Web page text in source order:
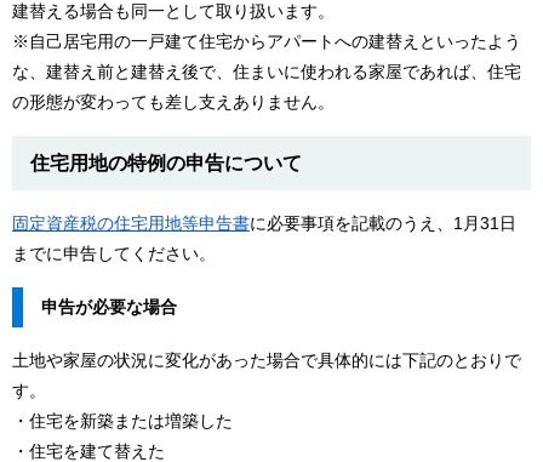
建替える場合も同一として取り扱います。
※自己居宅用の一戸建て住宅からアパートへの建替えといったよう
な、建替え前と建替え後で、住まいに使われる家屋であれば、住宅
の形態が変わっても差し支えありません。
住宅用地の特例の申告について
固定資産税の住宅用地等申告書に必要事項を記載のうえ、1月31日
までに申告してください。
申告が必要な場合
土地や家屋の状況に変化があった場合で具体的には下記のとおりで
す。
・住宅を新築または増築した
・住宅を建て替えた